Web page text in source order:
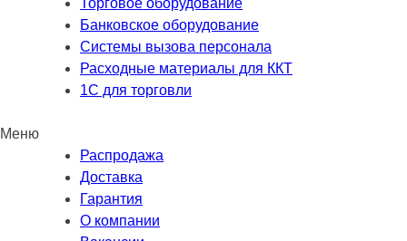
Торговое оборудование
Банковское оборудование
Системы вызова персонала
Расходные материалы для ККТ
1С для торговли
Меню
Распродажа
Доставка
Гарантия
О компании